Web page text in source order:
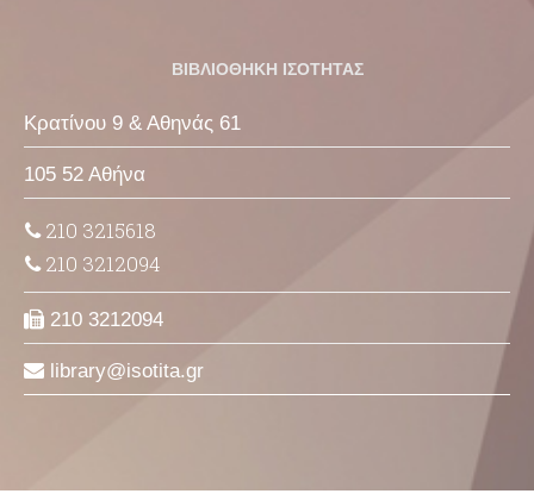
ΒΙΒΛΙΟΘΗΚΗ ΙΣΟΤΗΤΑΣ
Κρατίνου 9 & Αθηνάς 61
105 52 Αθήνα
210 3215618
210 3212094
210 3212094
library isotita gr